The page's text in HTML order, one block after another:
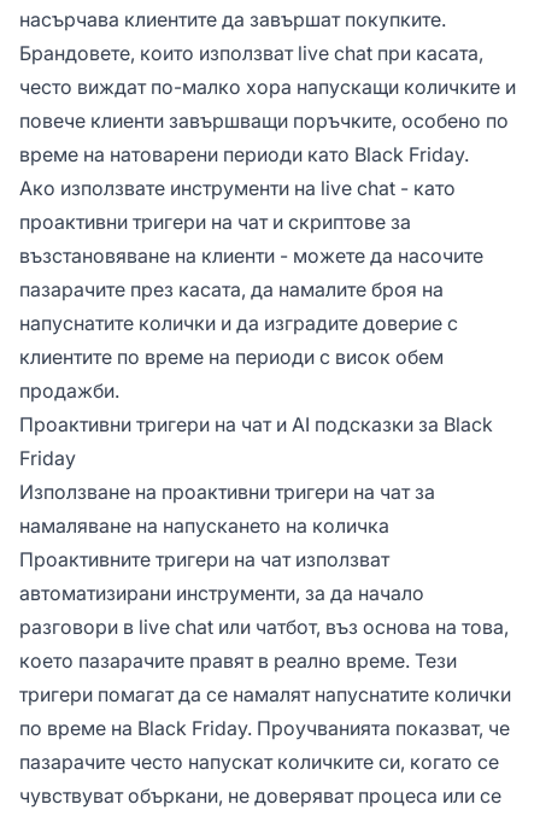
насърчава клиентите да завършат покупките.
Брандовете, които използват live chat при касата,
често виждат по-малко хора напускащи количките и
повече клиенти завършващи поръчките, особено по
време на натоварени периоди като Black Friday.
Ако използвате инструменти на live chat - като
проактивни тригери на чат и скриптове за
възстановяване на клиенти - можете да насочите
пазарачите през касата, да намалите броя на
напуснатите колички и да изградите доверие с
клиентите по време на периоди с висок обем
продажби.
Проактивни тригери на чат и AI подсказки за Black
Friday
Използване на проактивни тригери на чат за
намаляване на напускането на количка
Проактивните тригери на чат използват
автоматизирани инструменти, за да начало
разговори в live chat или чатбот, въз основа на това,
което пазарачите правят в реално време. Тези
тригери помагат да се намалят напуснатите колички
по време на Black Friday. Проучванията показват, че
пазарачите често напускат количките си, когато се
чувствуват объркани, не доверяват процеса или се